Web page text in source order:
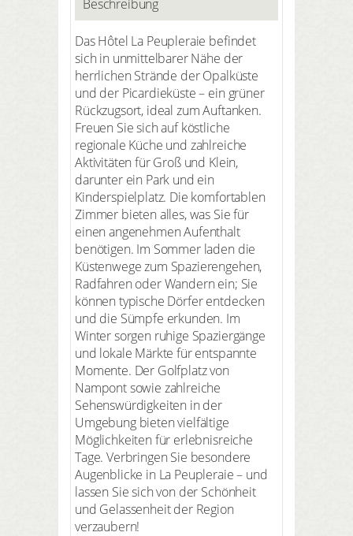
Beschreibung
Das Hôtel La Peupleraie befindet
sich in unmittelbarer Nähe der
herrlichen Strände der Opalküste
und der Picardieküste – ein grüner
Rückzugsort, ideal zum Auftanken.
Freuen Sie sich auf köstliche
regionale Küche und zahlreiche
Aktivitäten für Groß und Klein,
darunter ein Park und ein
Kinderspielplatz. Die komfortablen
Zimmer bieten alles, was Sie für
einen angenehmen Aufenthalt
benötigen. Im Sommer laden die
Küstenwege zum Spazierengehen,
Radfahren oder Wandern ein; Sie
können typische Dörfer entdecken
und die Sümpfe erkunden. Im
Winter sorgen ruhige Spaziergänge
und lokale Märkte für entspannte
Momente. Der Golfplatz von
Nampont sowie zahlreiche
Sehenswürdigkeiten in der
Umgebung bieten vielfältige
Möglichkeiten für erlebnisreiche
Tage. Verbringen Sie besondere
Augenblicke in La Peupleraie – und
lassen Sie sich von der Schönheit
und Gelassenheit der Region
verzaubern!